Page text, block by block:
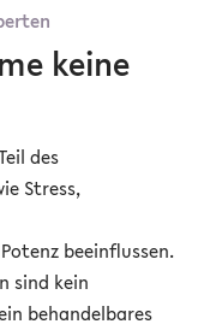
keine
des
Stress,
beeinflussen.
sind kein
behandelbares